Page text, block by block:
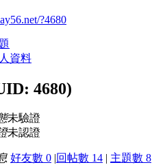
?4680
資料
4680)
未驗證
未認證
好友數 0 |回帖數 14 | 主題數 8